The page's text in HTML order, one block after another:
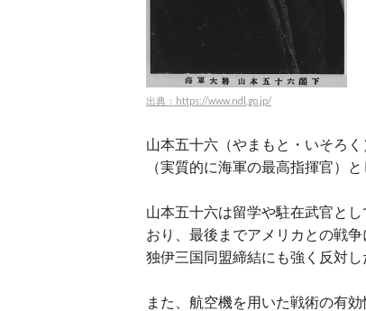
出典：https://www.ndl.go.jp/
山本五十六（やまもと・いそろ
（実質的に海軍の最高指揮官）
山本五十六は留学や駐在武官と
おり、最後までアメリカとの戦
独伊三国同盟締結にも強く反対し
また、航空機を用いた戦術の有